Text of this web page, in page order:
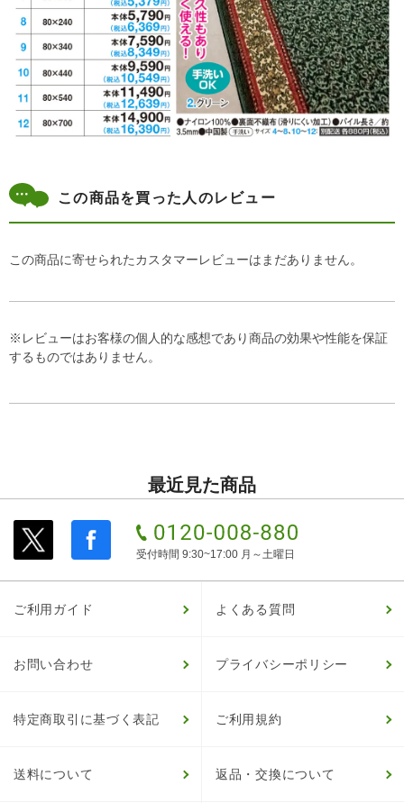
この商品を買った人のレビュー
この商品に寄せられたカスタマーレビューはまだありません。
※レビューはお客様の個人的な感想であり商品の効果や性能を保証
するものではありません。
最近見た商品
受付時間 9:30~17:00 月～土曜日
ご利用ガイド よくある質問
お問い合わせ プライバシーポリシー
特定商取引に基づく表記 ご利用規約
送料について 返品・交換について